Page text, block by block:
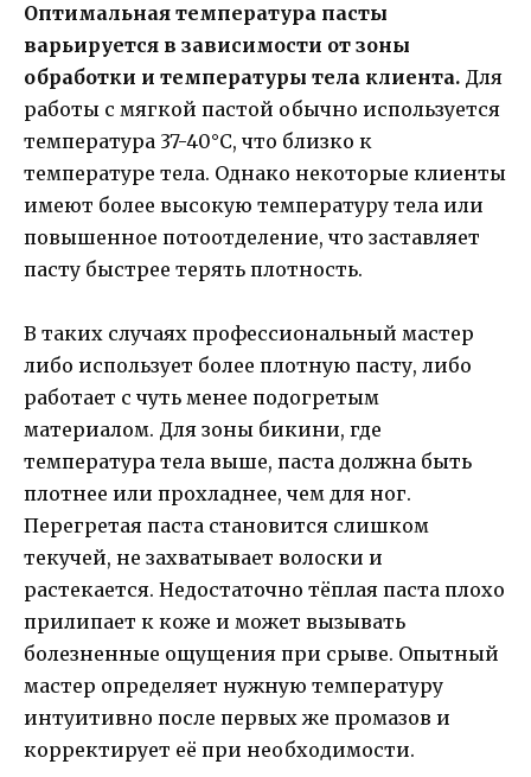
Оптимальная температура пасты
варьируется в зависимости от зоны
обработки и температуры тела клиента. Для
работы с мягкой пастой обычно используется
температура 37-40°C, что близко к
температуре тела. Однако некоторые клиенты
имеют более высокую температуру тела или
повышенное потоотделение, что заставляет
пасту быстрее терять плотность.
В таких случаях профессиональный мастер
либо использует более плотную пасту, либо
работает с чуть менее подогретым
материалом. Для зоны бикини, где
температура тела выше, паста должна быть
плотнее или прохладнее, чем для ног.
Перегретая паста становится слишком
текучей, не захватывает волоски и
растекается. Недостаточно тёплая паста плохо
прилипает к коже и может вызывать
болезненные ощущения при срыве. Опытный
мастер определяет нужную температуру
интуитивно после первых же промазов и
корректирует её при необходимости.